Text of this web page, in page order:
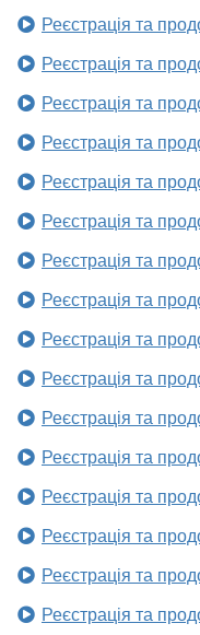
Реєстрація та
Реєстрація та
Реєстрація та
Реєстрація та
Реєстрація та
Реєстрація та
Реєстрація та
Реєстрація та
Реєстрація та
Реєстрація та
Реєстрація та
Реєстрація та
Реєстрація та
Реєстрація та
Реєстрація та
Реєстрація та